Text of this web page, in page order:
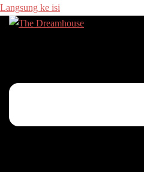
Langsung ke isi